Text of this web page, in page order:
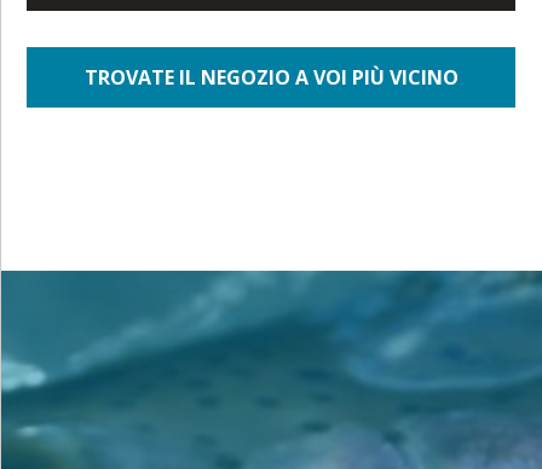
TROVATE IL NEGOZIO A VOI PIÙ VICINO